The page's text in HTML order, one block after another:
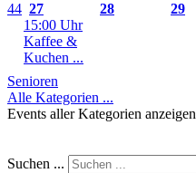
44 27
15:00 Uhr
Kaffee &
Kuchen ...
28 29
Senioren
Alle Kategorien ...
Events aller Kategorien anzeigen
Suchen ...